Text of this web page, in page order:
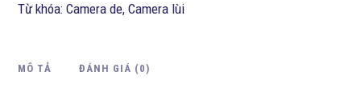
Từ khóa: Camera de, Camera lùi
MÔ TẢ ĐÁNH GIÁ (0)